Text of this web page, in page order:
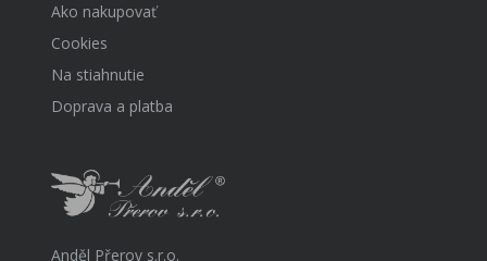
Ako nakupovať
Cookies
Na stiahnutie
Doprava a platba
Anděl Přerov s.r.o.